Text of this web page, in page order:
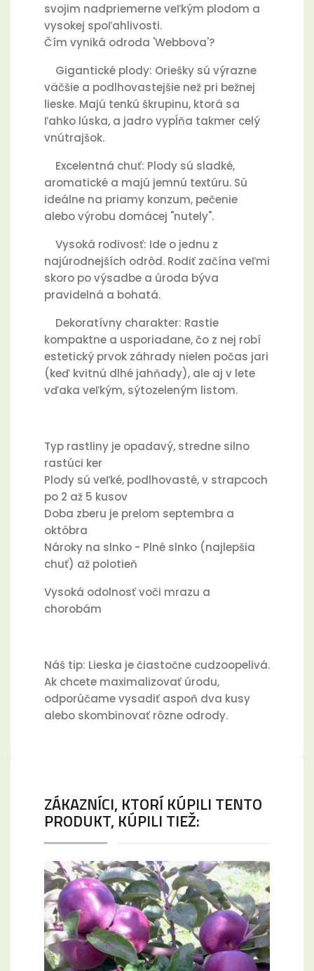
svojim nadpriemerne veľkým plodom a
vysokej spoľahlivosti.
Čím vyniká odroda 'Webbova'?
Gigantické plody: Oriešky sú výrazne
väčšie a podlhovastejšie než pri bežnej
lieske. Majú tenkú škrupinu, ktorá sa
ľahko lúska, a jadro vypĺňa takmer celý
vnútrajšok.
Excelentná chuť: Plody sú sladké,
aromatické a majú jemnú textúru. Sú
ideálne na priamy konzum, pečenie
alebo výrobu domácej "nutely".
Vysoká rodivosť: Ide o jednu z
najúrodnejších odrôd. Rodiť začína veľmi
skoro po výsadbe a úroda býva
pravidelná a bohatá.
Dekoratívny charakter: Rastie
kompaktne a usporiadane, čo z nej robí
estetický prvok záhrady nielen počas jari
(keď kvitnú dlhé jahňady), ale aj v lete
vďaka veľkým, sýtozeleným listom.
Typ rastliny je opadavý, stredne silno
rastúci ker
Plody sú veľké, podlhovasté, v strapcoch
po 2 až 5 kusov
Doba zberu je prelom septembra a
októbra
Nároky na slnko - Plné slnko (najlepšia
chuť) až polotieň
Vysoká odolnosť voči mrazu a
chorobám
Náš tip: Lieska je čiastočne cudzoopelivá.
Ak chcete maximalizovať úrodu,
odporúčame vysadiť aspoň dva kusy
alebo skombinovať rôzne odrody.
ZÁKAZNÍCI, KTORÍ KÚPILI TENTO
PRODUKT, KÚPILI TIEŽ: